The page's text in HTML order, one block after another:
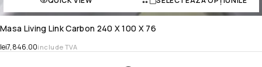
Masa Living Link Carbon 240 X 100 X 76
lei7,846.00include TVA